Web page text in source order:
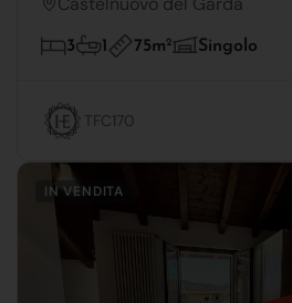
3 1 75m2 Singolo
TFC170
IN VENDITA